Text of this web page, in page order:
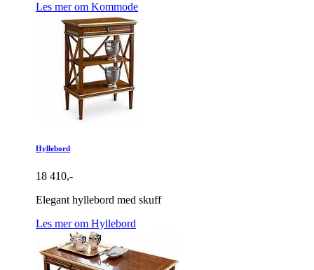
Les mer om Kommode
Hyllebord
18 410,-
Elegant hyllebord med skuff
Les mer om Hyllebord